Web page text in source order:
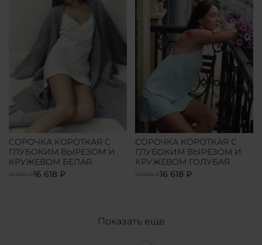
СОРОЧКА КОРОТКАЯ С
ГЛУБОКИМ ВЫРЕЗОМ И
КРУЖЕВОМ БЕЛАЯ
19 550 ₽16 618 ₽
СОРОЧКА КОРОТКАЯ С
ГЛУБОКИМ ВЫРЕЗОМ И
КРУЖЕВОМ ГОЛУБАЯ
19 550 ₽16 618 ₽
Показать еще